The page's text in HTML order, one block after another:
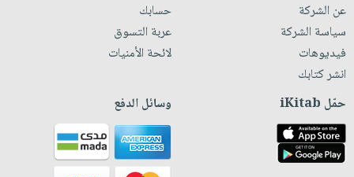
عن الشركة
سياسة الشركة
فيديوهات
انشر كتابك
حسابك
عربة التسوق
لائحة الأمنيات
حمّل iKitab وسائل الدفع